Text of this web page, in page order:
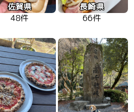
佐賀県
48件
長崎県
66件